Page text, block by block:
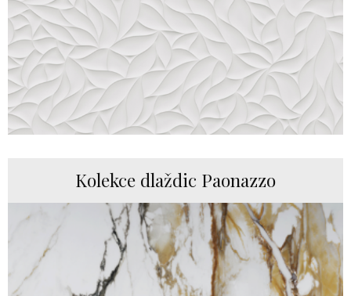
Kolekce dlaždic Paonazzo